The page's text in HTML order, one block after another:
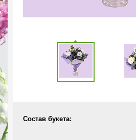
Состав букета: